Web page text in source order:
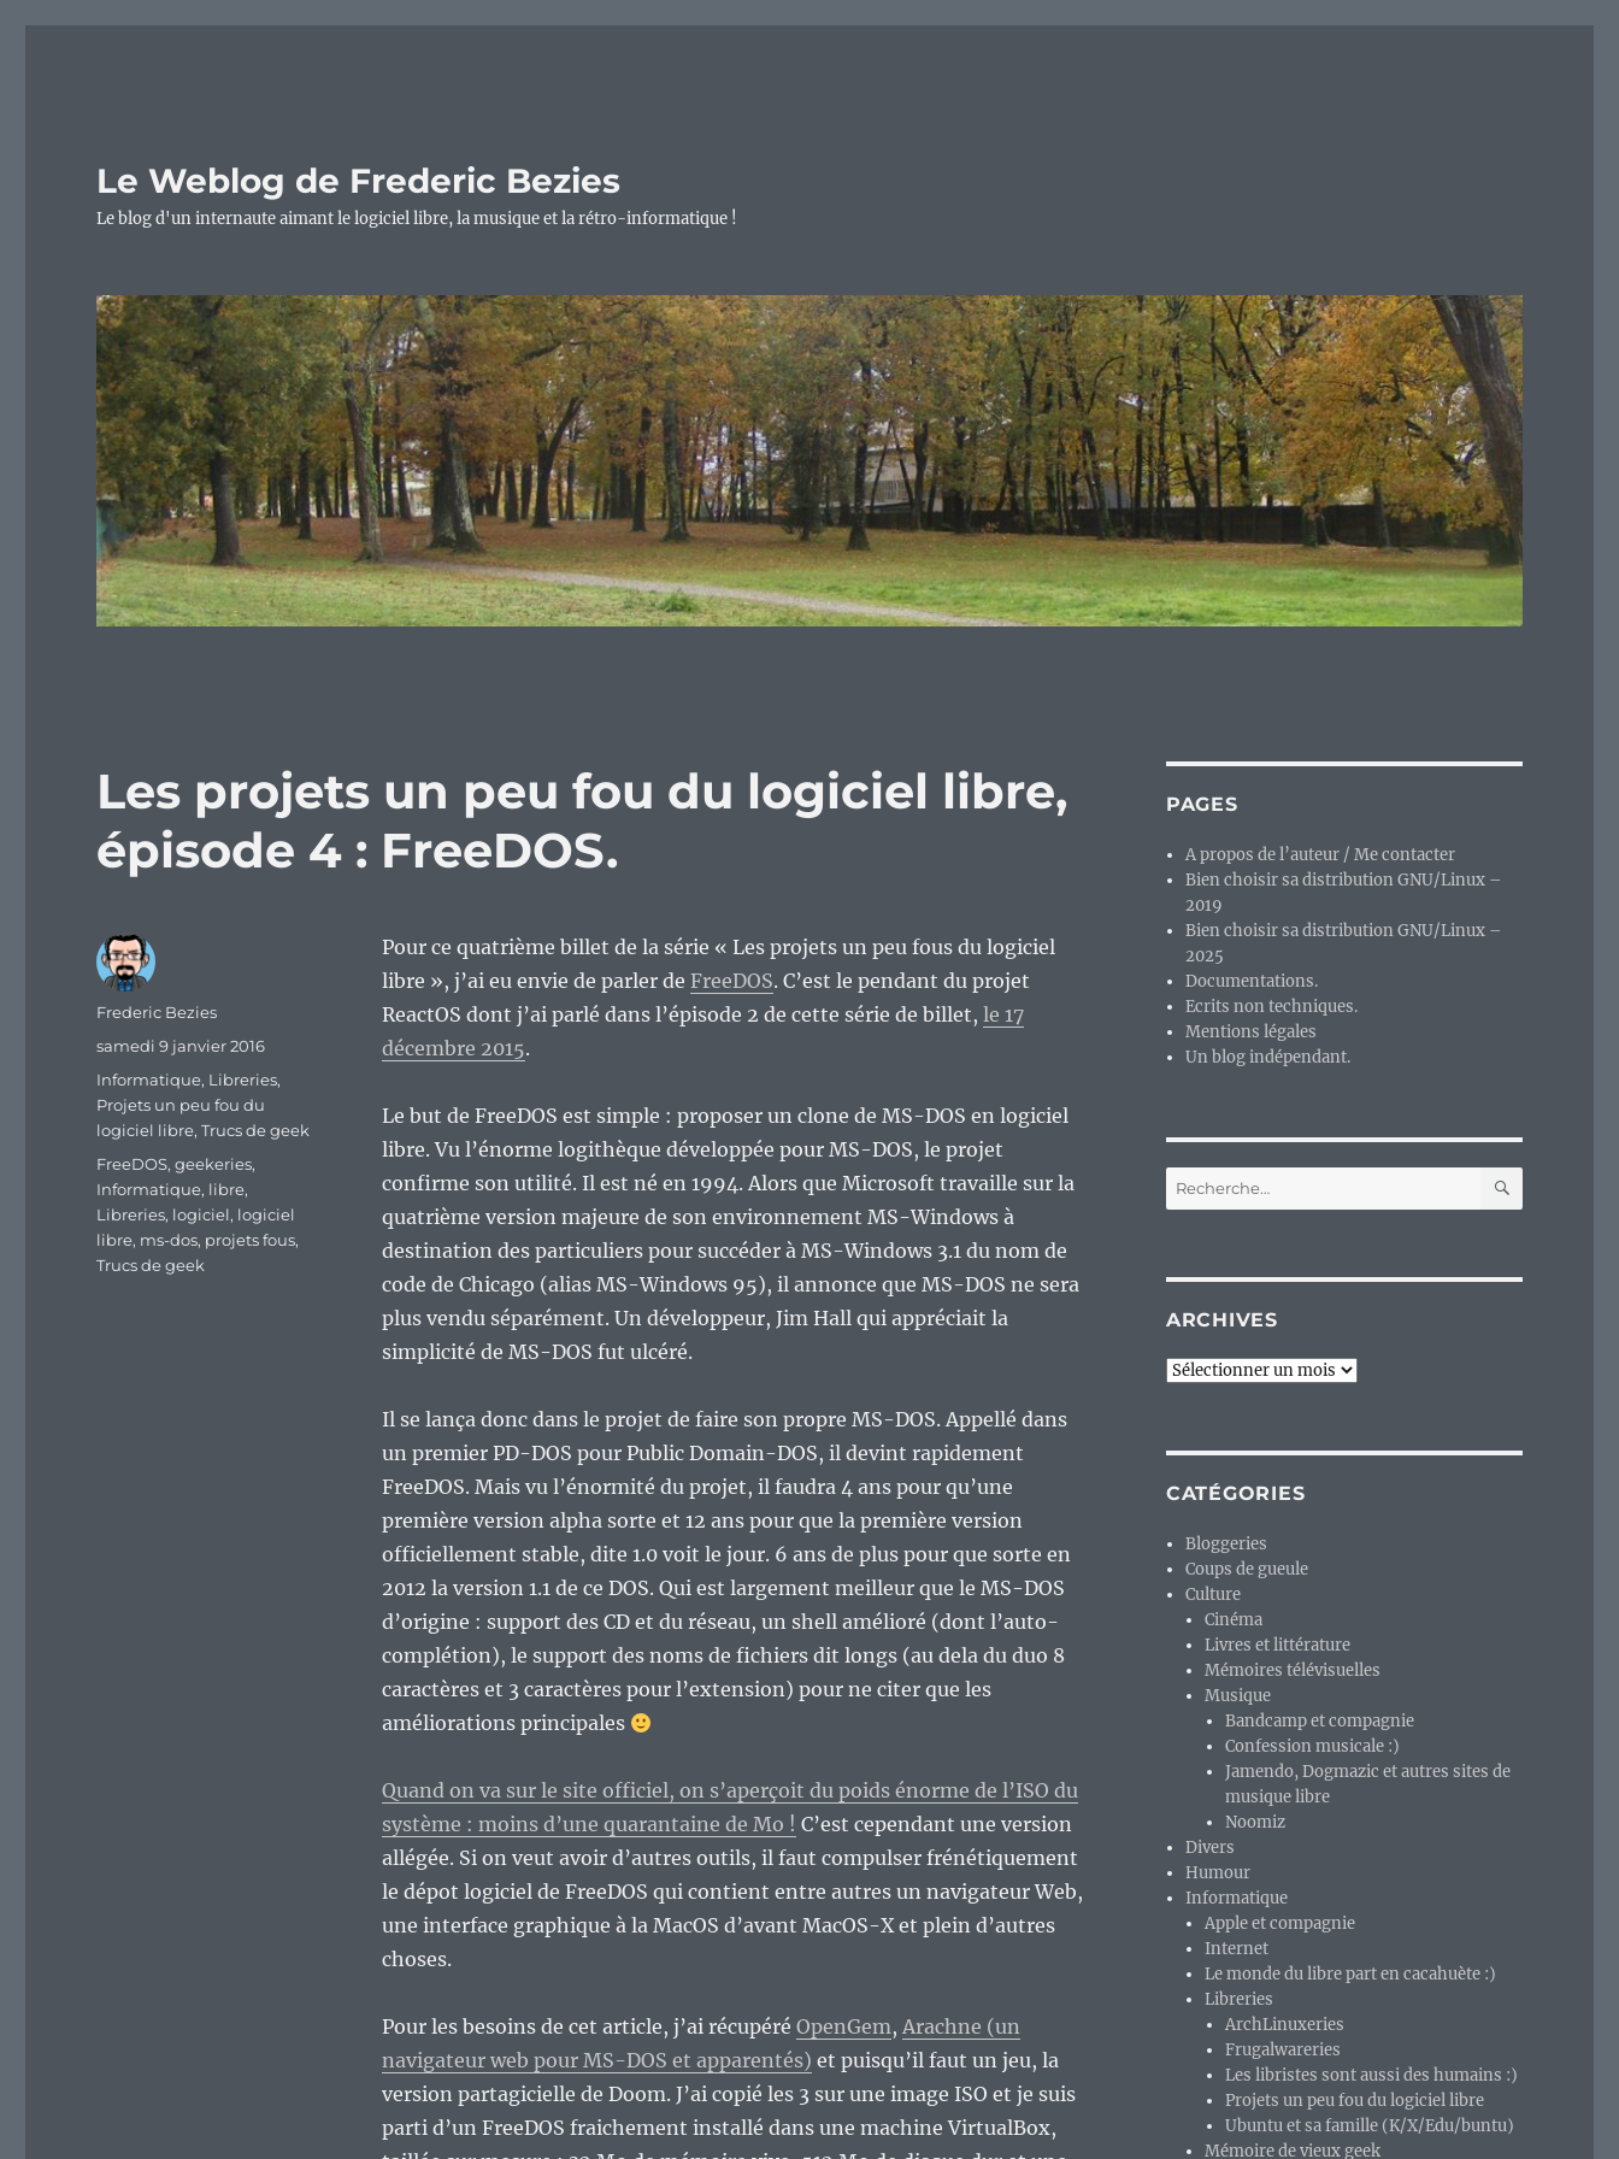
Le Weblog de Frederic Bezies
Le blog d'un internaute aimant le logiciel libre, la musique et la rétro-informatique !
Les projets un peu fou du logiciel libre,
épisode 4 : FreeDOS.
Pour ce quatrième billet de la série « Les projets un peu fous du logiciel
libre », j’ai eu envie de parler de FreeDOS. C’est le pendant du projet
ReactOS dont j’ai parlé dans l’épisode 2 de cette série de billet, le 17
décembre 2015.
Le but de FreeDOS est simple : proposer un clone de MS-DOS en logiciel
libre. Vu l’énorme logithèque développée pour MS-DOS, le projet
confirme son utilité. Il est né en 1994. Alors que Microsoft travaille sur la
quatrième version majeure de son environnement MS-Windows à
destination des particuliers pour succéder à MS-Windows 3.1 du nom de
code de Chicago (alias MS-Windows 95), il annonce que MS-DOS ne sera
plus vendu séparément. Un développeur, Jim Hall qui appréciait la
simplicité de MS-DOS fut ulcéré.
Il se lança donc dans le projet de faire son propre MS-DOS. Appellé dans
un premier PD-DOS pour Public Domain-DOS, il devint rapidement
FreeDOS. Mais vu l’énormité du projet, il faudra 4 ans pour qu’une
première version alpha sorte et 12 ans pour que la première version
officiellement stable, dite 1.0 voit le jour. 6 ans de plus pour que sorte en
2012 la version 1.1 de ce DOS. Qui est largement meilleur que le MS-DOS
d’origine : support des CD et du réseau, un shell amélioré (dont l’auto-
complétion), le support des noms de fichiers dit longs (au dela du duo 8
caractères et 3 caractères pour l’extension) pour ne citer que les
améliorations principales
Quand on va sur le site officiel, on s’aperçoit du poids énorme de l’ISO du
système : moins d’une quarantaine de Mo ! C’est cependant une version
allégée. Si on veut avoir d’autres outils, il faut compulser frénétiquement
le dépot logiciel de FreeDOS qui contient entre autres un navigateur Web,
une interface graphique à la MacOS d’avant MacOS-X et plein d’autres
choses.
Pour les besoins de cet article, j’ai récupéré OpenGem, Arachne (un
navigateur web pour MS-DOS et apparentés) et puisqu’il faut un jeu, la
version partagicielle de Doom. J’ai copié les 3 sur une image ISO et je suis
parti d’un FreeDOS fraichement installé dans une machine VirtualBox,
Auteur
Frederic Bezies
Publié
samedi 9 janvier 2016
Catégories
Informatique, Libreries,
Projets un peu fou du
logiciel libre,Trucs de geek
Étiquettes
FreeDOS,geekeries,
Informatique, libre,
Libreries, logiciel, logiciel
libre, ms-dos, projets fous,
Trucs de geek
PAGES
A propos de l’auteur / Me contacter
Bien choisir sa distribution GNU/Linux –
2019
Bien choisir sa distribution GNU/Linux –
2025
Documentations.
Ecrits non techniques.
Mentions légales
Un blog indépendant.
Recherche
pour :
ARCHIVES
Archives
CATÉGORIES
Bloggeries
Coups de gueule
Culture
Cinéma
Livres et littérature
Mémoires télévisuelles
Musique
Bandcamp et compagnie
Confession musicale :)
Jamendo, Dogmazic et autres sites de
musique libre
Noomiz
Divers
Humour
Informatique
Apple et compagnie
Internet
Le monde du libre part en cacahuète :)
Libreries
ArchLinuxeries
Frugalwareries
Les libristes sont aussi des humains :)
Projets un peu fou du logiciel libre
Ubuntu et sa famille (K/X/Edu/buntu)
Mémoire de vieux geek